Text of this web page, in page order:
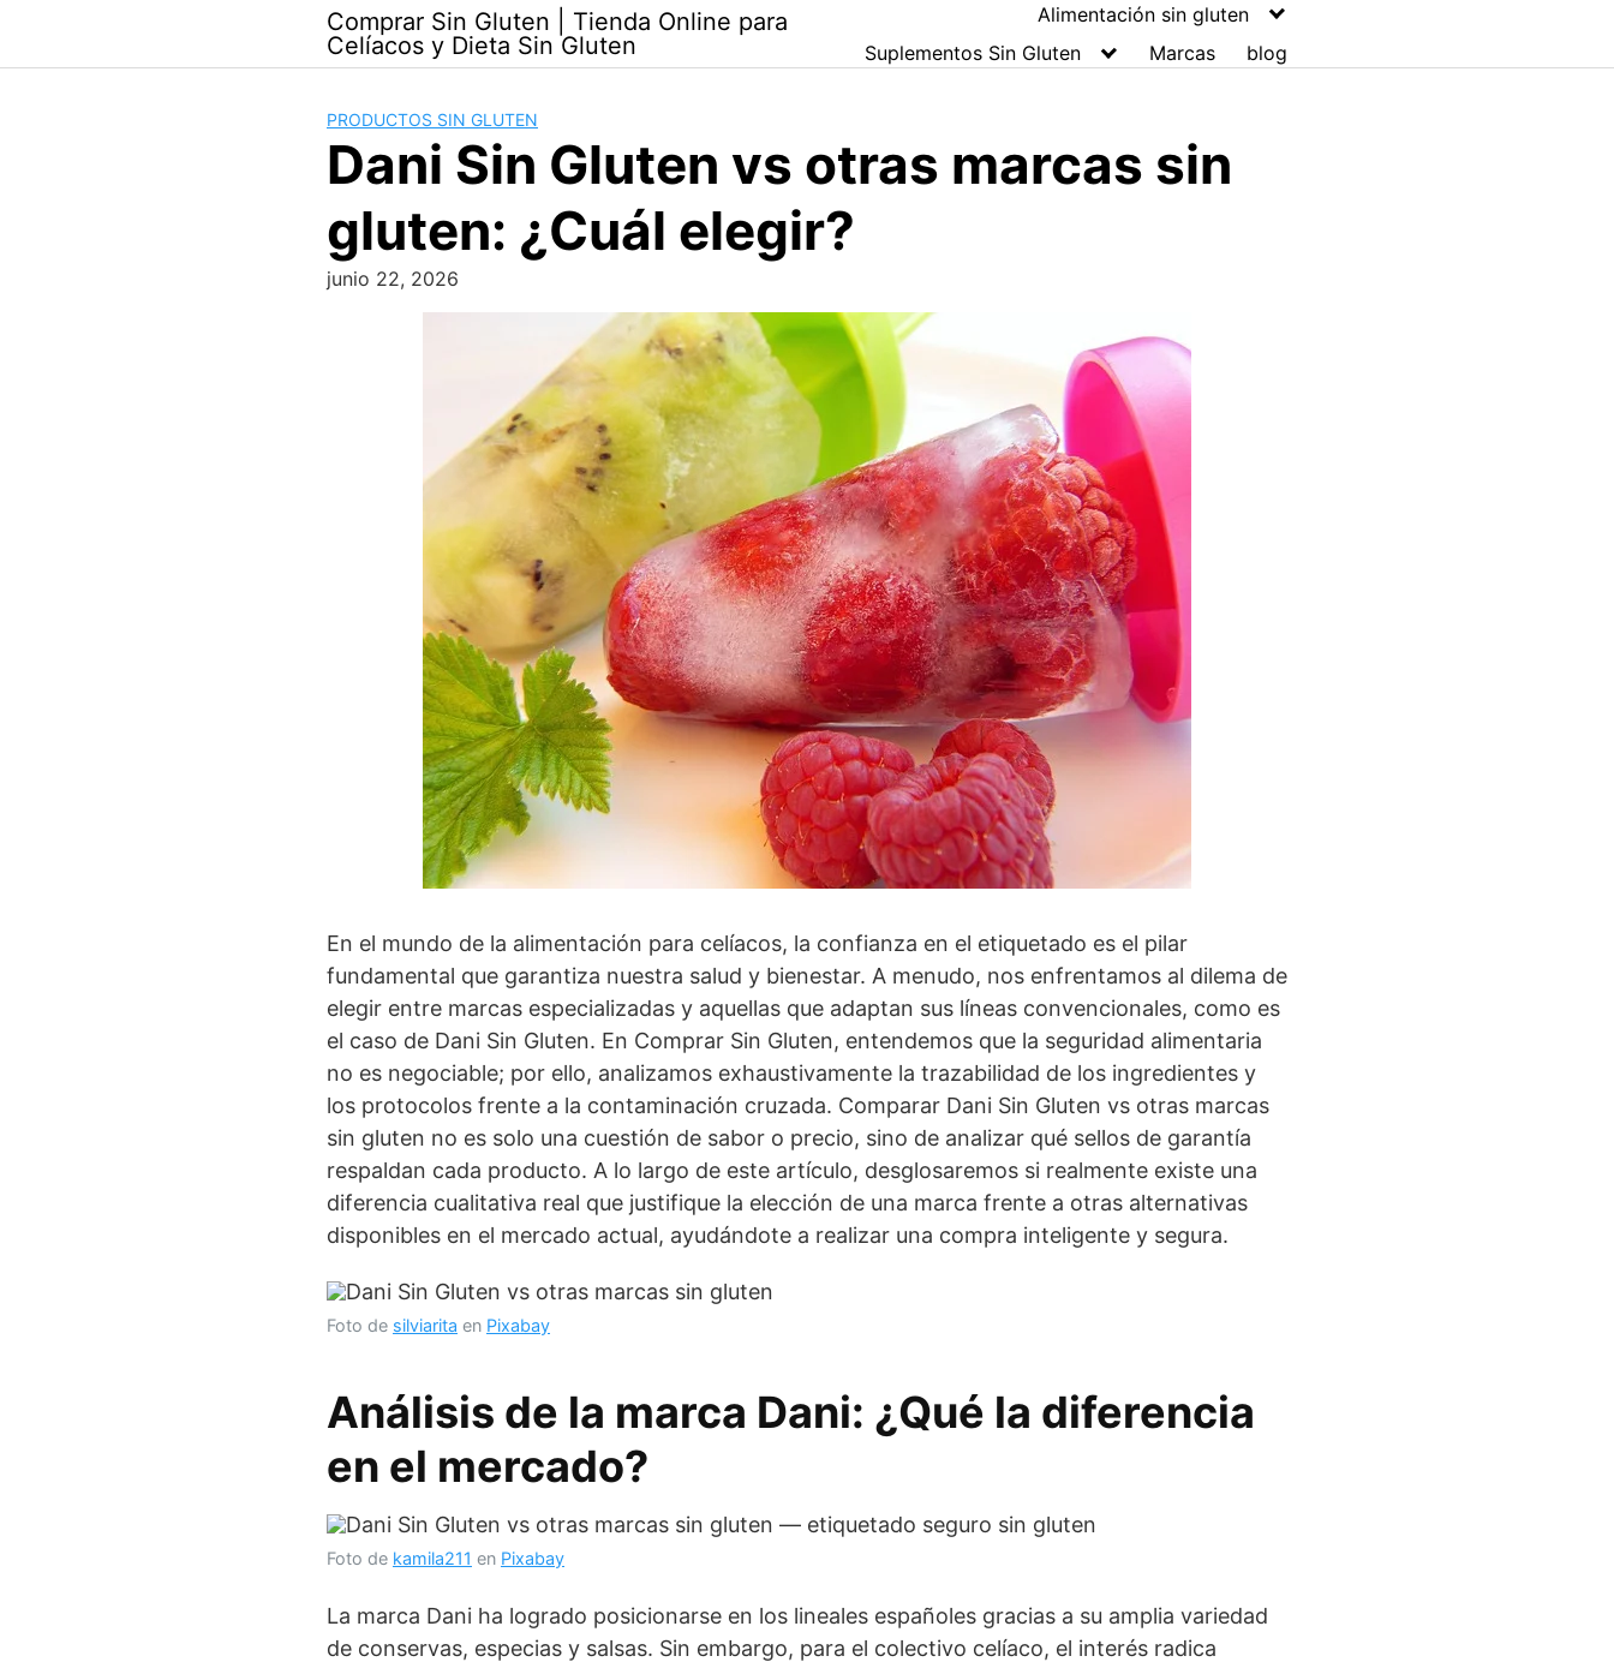
content
Comprar Sin Gluten | Tienda Online para
Celíacos y Dieta Sin Gluten
Alimentación sin gluten
Suplementos Sin Gluten
Marcas blog
PRODUCTOS SIN GLUTEN
Dani Sin Gluten vs otras marcas sin
gluten: ¿Cuál elegir?
junio 22, 2026
En el mundo de la alimentación para celíacos, la confianza en el etiquetado es el pilar
fundamental que garantiza nuestra salud y bienestar. A menudo, nos enfrentamos al dilema de
elegir entre marcas especializadas y aquellas que adaptan sus líneas convencionales, como es
el caso de Dani Sin Gluten. En Comprar Sin Gluten, entendemos que la seguridad alimentaria
no es negociable; por ello, analizamos exhaustivamente la trazabilidad de los ingredientes y
los protocolos frente a la contaminación cruzada. Comparar Dani Sin Gluten vs otras marcas
sin gluten no es solo una cuestión de sabor o precio, sino de analizar qué sellos de garantía
respaldan cada producto. A lo largo de este artículo, desglosaremos si realmente existe una
diferencia cualitativa real que justifique la elección de una marca frente a otras alternativas
disponibles en el mercado actual, ayudándote a realizar una compra inteligente y segura.
Foto de silviarita en Pixabay
Análisis de la marca Dani: ¿Qué la diferencia
en el mercado?
Foto de kamila211 en Pixabay
La marca Dani ha logrado posicionarse en los lineales españoles gracias a su amplia variedad
de conservas, especias y salsas. Sin embargo, para el colectivo celíaco, el interés radica